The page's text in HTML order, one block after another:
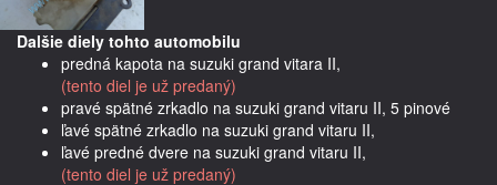
Dalšie diely tohto automobilu
predná kapota na suzuki grand vitara II,
(tento diel je už predaný)
pravé spätné zrkadlo na suzuki grand vitaru II, 5 pinové
ľavé spätné zrkadlo na suzuki grand vitaru II,
ľavé predné dvere na suzuki grand vitaru II,
(tento diel je už predaný)